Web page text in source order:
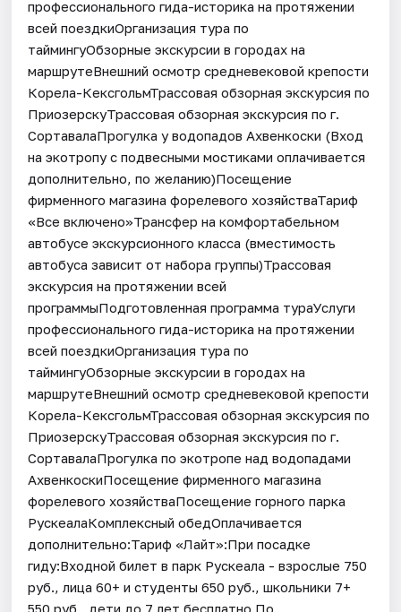
профессионального гида-историка на протяжении
всей поездкиОрганизация тура по
таймингуОбзорные экскурсии в городах на
маршрутеВнешний осмотр средневековой крепости
Корела-КексгольмТрассовая обзорная экскурсия по
ПриозерскуТрассовая обзорная экскурсия по г.
СортавалаПрогулка у водопадов Ахвенкоски (Вход
на экотропу с подвесными мостиками оплачивается
дополнительно, по желанию)Посещение
фирменного магазина форелевого хозяйстваТариф
«Все включено»Трансфер на комфортабельном
автобусе экскурсионного класса (вместимость
автобуса зависит от набора группы)Трассовая
экскурсия на протяжении всей
программыПодготовленная программа тураУслуги
профессионального гида-историка на протяжении
всей поездкиОрганизация тура по
таймингуОбзорные экскурсии в городах на
маршрутеВнешний осмотр средневековой крепости
Корела-КексгольмТрассовая обзорная экскурсия по
ПриозерскуТрассовая обзорная экскурсия по г.
СортавалаПрогулка по экотропе над водопадами
АхвенкоскиПосещение фирменного магазина
форелевого хозяйстваПосещение горного парка
РускеалаКомплексный обедОплачивается
дополнительно:Тариф «Лайт»:При посадке
гиду:Входной билет в парк Рускеала - взрослые 750
руб., лица 60+ и студенты 650 руб., школьники 7+
550 руб., дети до 7 лет бесплатно.По